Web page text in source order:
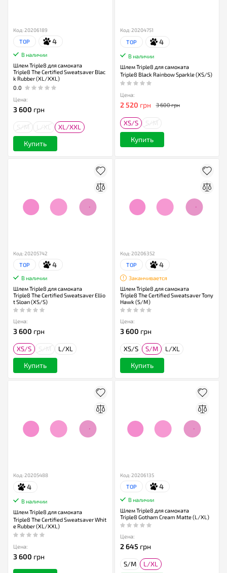
Код: 20206189
TOP 4
В наличии
Шлем Triple8 для самоката
Triple8 The Certified Sweatsaver Blac
k Rubber (XL/XXL)
0.0
Цена:
3 600 грн
XL/XXL
Купить
Код: 20204751
TOP 4
В наличии
Шлем Triple8 для самоката
Triple8 Black Rainbow Sparkle (XS/S)
Цена:
2 520 грн 3 600 грн
XS/S
Купить
Код: 20205742
TOP 4
В наличии
Шлем Triple8 для самоката
Triple8 The Certified Sweatsaver Ellio
t Sloan (XS/S)
Цена:
3 600 грн
XS/S L/XL
Купить
Код: 20206352
TOP 4
Заканчивается
Шлем Triple8 для самоката
Triple8 The Certified Sweatsaver Tony
Hawk (S/M)
Цена:
3 600 грн
XS/S S/M L/XL
Купить
Код: 20205488
4
В наличии
Шлем Triple8 для самоката
Triple8 The Certified Sweatsaver Whit
e Rubber (XL/XXL)
Цена:
3 600 грн
Код: 20206135
TOP 4
В наличии
Шлем Triple8 для самоката
Triple8 Gotham Cream Matte (L/XL)
Цена:
2 645 грн
S/M L/XL